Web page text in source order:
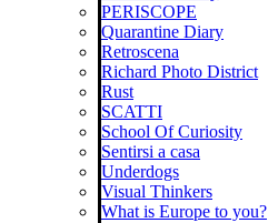
PERISCOPE
Quarantine Diary
Retroscena
Richard Photo District
Rust
SCATTI
School Of Curiosity
Sentirsi a casa
Underdogs
Visual Thinkers
What is Europe to you?